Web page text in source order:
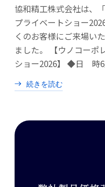
協和精工株式会社は、
プライベートショー
くのお客様にご来場い
ました。 【ウノコーポ
ショー2026】 ◆日 時
続きを読む